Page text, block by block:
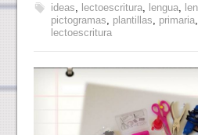
ideas, lectoescritura, lengua,
pictogramas, plantillas, primaria,
lectoescritura